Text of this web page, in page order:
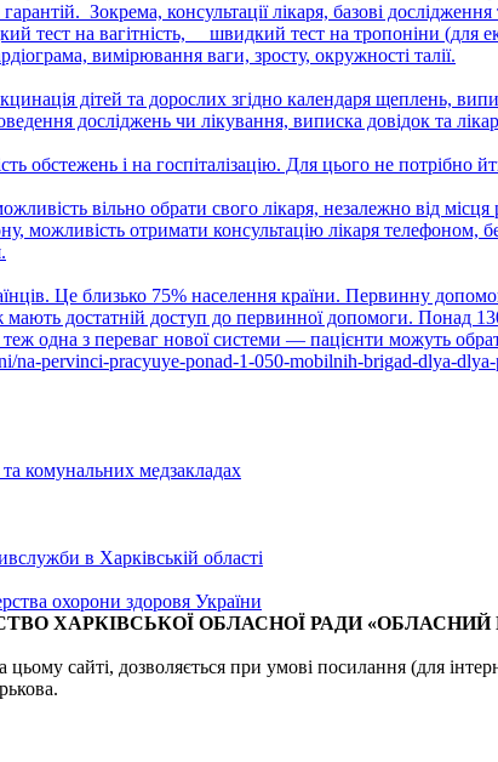
Зокрема, консультації лікаря, базові
тест на вагітність, швидкий тест на тропоніни (для
вимірювання ваги, зросту, окружності талії.
дітей та дорослих згідно календаря щеплень,
досліджень чи лікування, виписка довідок та
і на госпіталізацію. Для цього не потрібно
вільно обрати свого лікаря, незалежно від
можливість отримати консультацію лікаря телефоном,
Це близько 75% населення країни. Первинну
мають достатній доступ до первинної допомоги. Понад
одна з переваг нової системи — пацієнти можуть
na-pervinci-pracyuye-ponad-1-050-mobilnih-brigad-dlya-dlya-
ХАРКІВСЬКОЇ ОБЛАСНОЇ РАДИ
цьому сайті, дозволяється при умові посилання